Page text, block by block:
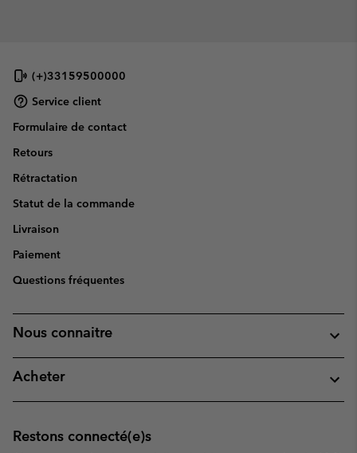
(+)33159500000
Service client
Formulaire de contact
Retours
Rétractation
Statut de la commande
Livraison
Paiement
Questions fréquentes
Nous connaitre
Acheter
Restons connecté(e)s